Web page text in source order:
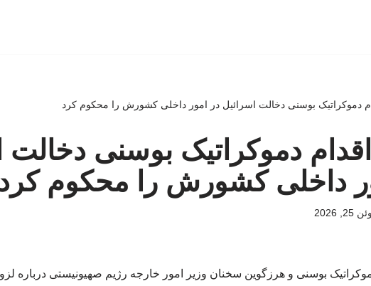
دموکراتیک بوسنی دخالت اسرائیل در امور داخلی کشورش را محکوم کرد
دموکراتیک بوسنی دخالت
داخلی کشورش را محکوم
25, 2026
بوسنی و هرزگوین سخنان وزیر امور خارجه رژیم صهیونیستی درباره